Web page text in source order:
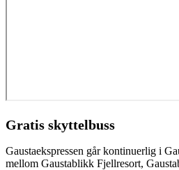
Gratis skyttelbuss
Gaustaekspressen går kontinuerlig i
mellom Gaustablikk Fjellresort,